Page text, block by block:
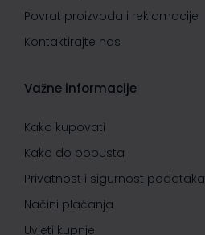
Povrat proizvoda i reklamacije
Kontaktirajte nas
Važne informacije
Kako kupovati
Kako do popusta
Privatnost i sigurnost podataka
Načini plaćanja
Uvjeti kupnje